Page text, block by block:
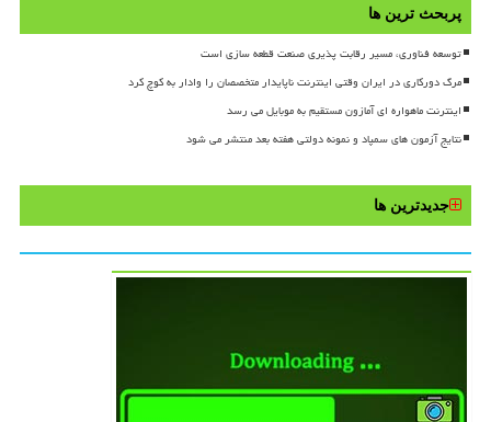
پربحث ترین ها
توسعه فناوری، مسیر رقابت پذیری صنعت قطعه سازی است
مرگ دورکاری در ایران وقتی اینترنت ناپایدار متخصصان را وادار به کوچ کرد
اینترنت ماهواره ای آمازون مستقیم به موبایل می رسد
نتایج آزمون های سمپاد و نمونه دولتی هفته بعد منتشر می شود
جدیدترین ها